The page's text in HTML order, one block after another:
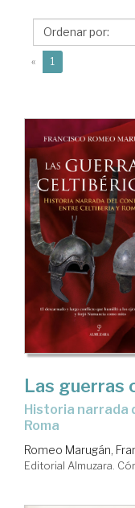
Francisco
« 1
Las guerras
Historia narrada del conflicto entre Celtiberia y
Roma
Romeo Marugán,
Editorial Almuzara.